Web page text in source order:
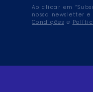
Ao clicar em
nossa newsletter
Condições e